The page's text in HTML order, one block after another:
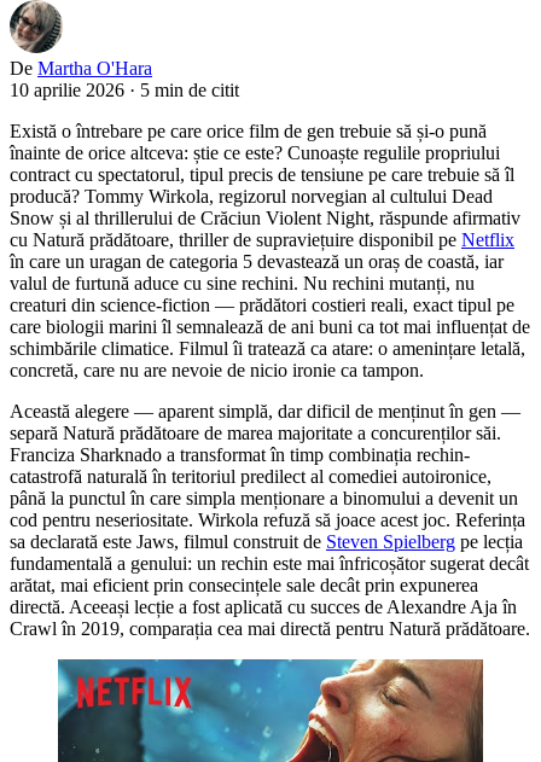
De Martha O'Hara
10 aprilie 2026 · 5 min de citit
Există o întrebare pe care orice film de gen trebuie să și-o pună
înainte de orice altceva: știe ce este? Cunoaște regulile propriului
contract cu spectatorul, tipul precis de tensiune pe care trebuie să îl
producă? Tommy Wirkola, regizorul norvegian al cultului Dead
Snow și al thrillerului de Crăciun Violent Night, răspunde afirmativ
cu Natură prădătoare, thriller de supraviețuire disponibil pe Netflix
în care un uragan de categoria 5 devastează un oraș de coastă, iar
valul de furtună aduce cu sine rechini. Nu rechini mutanți, nu
creaturi din science-fiction — prădători costieri reali, exact tipul pe
care biologii marini îl semnalează de ani buni ca tot mai influențat de
schimbările climatice. Filmul îi tratează ca atare: o amenințare letală,
concretă, care nu are nevoie de nicio ironie ca tampon.
Această alegere — aparent simplă, dar dificil de menținut în gen —
separă Natură prădătoare de marea majoritate a concurenților săi.
Franciza Sharknado a transformat în timp combinația rechin-
catastrofă naturală în teritoriul predilect al comediei autoironice,
până la punctul în care simpla menționare a binomului a devenit un
cod pentru neseriositate. Wirkola refuză să joace acest joc. Referința
sa declarată este Jaws, filmul construit de Steven Spielberg pe lecția
fundamentală a genului: un rechin este mai înfricoșător sugerat decât
arătat, mai eficient prin consecințele sale decât prin expunerea
directă. Aceeași lecție a fost aplicată cu succes de Alexandre Aja în
Crawl în 2019, comparația cea mai directă pentru Natură prădătoare.